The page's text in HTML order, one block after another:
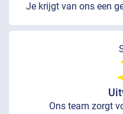
Je krijgt van ons een
Ons team zorgt